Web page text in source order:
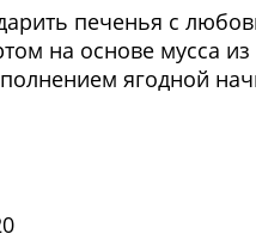
печенья с
на основе мусса
ягодной